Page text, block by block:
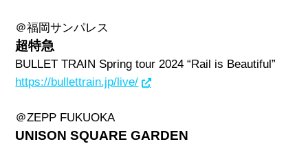
＠福岡サンパレス
超特急
BULLET TRAIN Spring tour 2024 “Rail is Beautiful”
https://bullettrain.jp/live/
＠ZEPP FUKUOKA
UNISON SQUARE GARDEN